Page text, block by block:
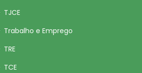
TJCE
Trabalho e Emprego
TRE
TCE